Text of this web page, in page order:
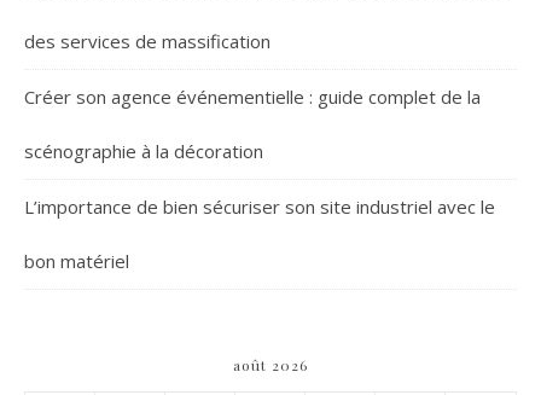
des services de massification
Créer son agence événementielle : guide complet de la
scénographie à la décoration
L’importance de bien sécuriser son site industriel avec le
bon matériel
août 2026